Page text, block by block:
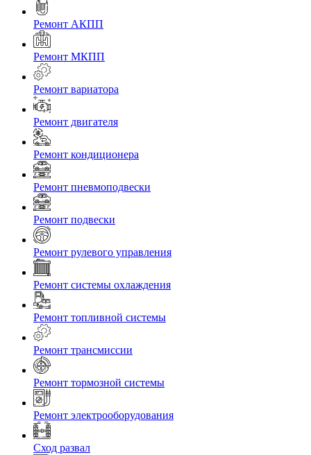
Ремонт АКПП
Ремонт МКПП
Ремонт вариатора
Ремонт двигателя
Ремонт кондиционера
Ремонт пневмоподвески
Ремонт подвески
Ремонт рулевого управления
Ремонт системы охлаждения
Ремонт топливной системы
Ремонт трансмиссии
Ремонт тормозной системы
Ремонт электрооборудования
Сход развал